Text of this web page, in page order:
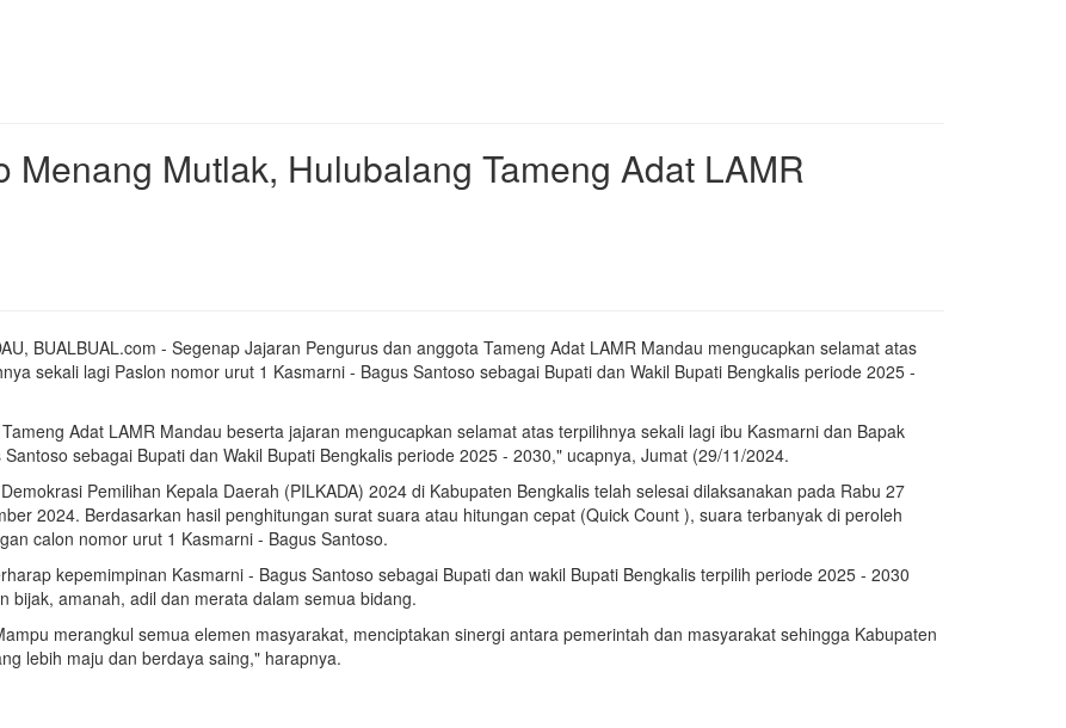
Menang Mutlak, Hulubalang Tameng Adat LAMR
BUALBUAL.com - Segenap Jajaran Pengurus dan anggota Tameng Adat LAMR Mandau mengucapkan selamat atas
sekali lagi Paslon nomor urut 1 Kasmarni - Bagus Santoso sebagai Bupati dan Wakil Bupati Bengkalis periode 2025 -
Adat LAMR Mandau beserta jajaran mengucapkan selamat atas terpilihnya sekali lagi ibu Kasmarni dan Bapak
Santoso sebagai Bupati dan Wakil Bupati Bengkalis periode 2025 - 2030," ucapnya, Jumat (29/11/2024.
Pemilihan Kepala Daerah (PILKADA) 2024 di Kabupaten Bengkalis telah selesai dilaksanakan pada Rabu 27
2024. Berdasarkan hasil penghitungan surat suara atau hitungan cepat (Quick Count ), suara terbanyak di peroleh
calon nomor urut 1 Kasmarni - Bagus Santoso.
kepemimpinan Kasmarni - Bagus Santoso sebagai Bupati dan wakil Bupati Bengkalis terpilih periode 2025 - 2030
bijak, amanah, adil dan merata dalam semua bidang.
merangkul semua elemen masyarakat, menciptakan sinergi antara pemerintah dan masyarakat sehingga Kabupaten
lebih maju dan berdaya saing," harapnya.